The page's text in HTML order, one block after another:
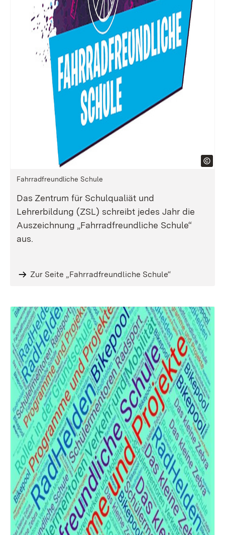
Fahrradfreundliche Schule
Das Zentrum für Schulqualiät und
Lehrerbildung (ZSL) schreibt jedes Jahr die
Auszeichnung „Fahrradfreundliche Schule“
aus.
Zur Seite „Fahrradfreundliche Schule“